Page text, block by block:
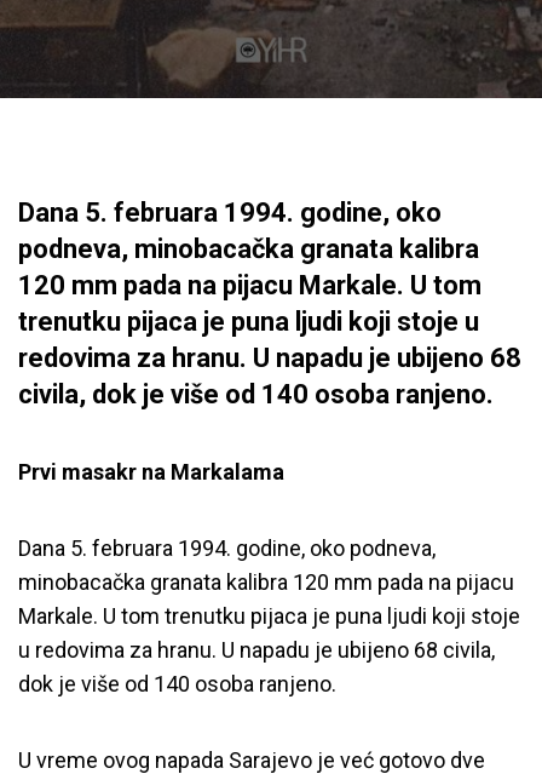
Dana 5. februara 1994. godine, oko
podneva, minobacačka granata kalibra
120 mm pada na pijacu Markale. U tom
trenutku pijaca je puna ljudi koji stoje u
redovima za hranu. U napadu je ubijeno 68
civila, dok je više od 140 osoba ranjeno.
Prvi masakr na Markalama
Dana 5. februara 1994. godine, oko podneva,
minobacačka granata kalibra 120 mm pada na pijacu
Markale. U tom trenutku pijaca je puna ljudi koji stoje
u redovima za hranu. U napadu je ubijeno 68 civila,
dok je više od 140 osoba ranjeno.
U vreme ovog napada Sarajevo je već gotovo dve